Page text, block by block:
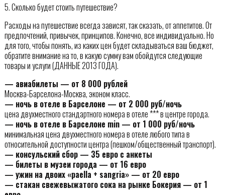
5. Сколько будет стоить путешествие?
Расходы на путешествие всегда зависят, так сказать, от аппетитов. От
предпочтений, привычек, принципов. Конечно, все индивидуально. Но
для того, чтобы понять, из каких цен будет складываться ваш бюджет,
обратите внимание на то, в какую сумму вам обойдутся следующие
товары и услуги (ДАННЫЕ 2013 ГОДА).
— авиабилеты — от 8 000 рублей
Москва-Барселона-Москва, эконом класс.
— ночь в отеле в Барселоне — от 2 000 руб/ночь
цена двухместного стандартного номера в отеле *** в центре города.
— ночь в отеле в Барселоне min — от 1 000 руб/ночь
минимальная цена двухместного номера в отеле любого типа в
относительной доступности центра (пешком/общественный транспорт).
— консульский сбор — 35 евро с анкеты
— билеты в музеи города — от 16 евро
— ужин на двоих «paella + sangria» — от 20 евро
— стакан свежевыжатого сока на рынке Бокерия — от 1